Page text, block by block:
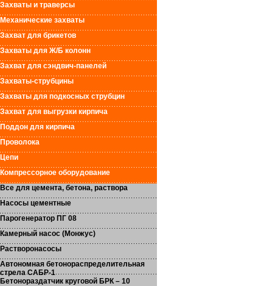
Захваты и траверсы
Механические захваты
Захват для брикетов
Захваты для Ж/Б колонн
Захват для сэндвич-панелей
Захваты-струбцины
Захваты для подкосных струбцин
Захват для выгрузки кирпича
Поддон для кирпича
Проволока
Цепи
Компрессорное оборудование
Все для цемента, бетона, раствора
Насосы цементные
Парогенератор ПГ 08
Камерный насос (Монжус)
Растворонасосы
Автономная бетонораспределительная
стрела САБР-1
Бетонораздатчик круговой БРК – 10